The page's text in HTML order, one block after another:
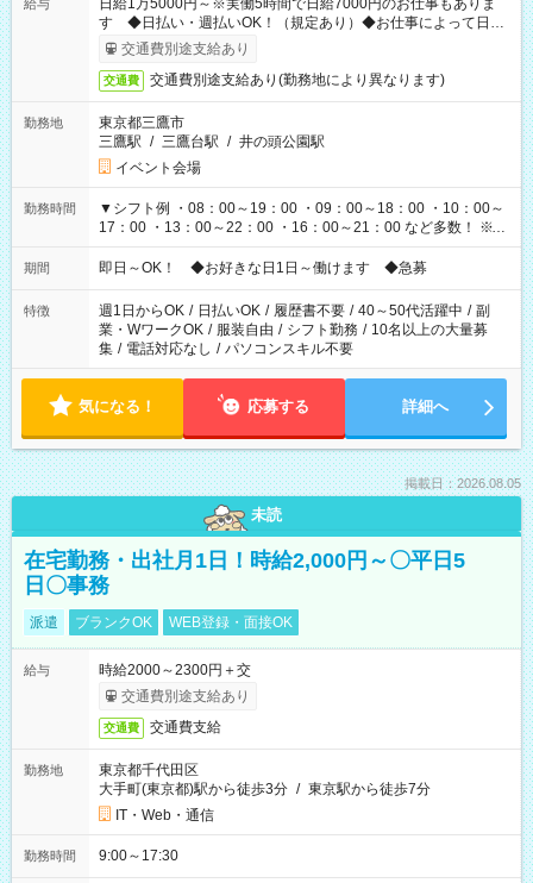
給与
日給1万5000円～※実働5時間で日給7000円のお仕事もありま
す ◆日払い・週払いOK！（規定あり）◆お仕事によって日給
も異なります
交通費別途支給あり
交通費 交通費別途支給あり(勤務地により異なります)
勤務地
東京都三鷹市
三鷹駅 / 三鷹台駅 / 井の頭公園駅
イベント会場
勤務時間
▼シフト例 ・08：00～19：00 ・09：00～18：00 ・10：00～
17：00 ・13：00～22：00 ・16：00～21：00 など多数！ ※お
仕事により勤務時間が異なります
期間 即日～OK！ ◆お好きな日1日～働けます ◆急募
特徴 週1日からOK / 日払いOK / 履歴書不要 / 40～50代活躍中 / 副
業・WワークOK / 服装自由 / シフト勤務 / 10名以上の大量募
集 / 電話対応なし / パソコンスキル不要
気になる！ 応募する 詳細へ
掲載日：2026.08.05
未読
在宅勤務・出社月1日！時給2,000円～〇平日5
日〇事務
派遣 ブランクOK WEB登録・面接OK
給与
時給2000～2300円＋交
交通費別途支給あり
交通費 交通費支給
勤務地
東京都千代田区
大手町(東京都)駅から徒歩3分 / 東京駅から徒歩7分
IT・Web・通信
勤務時間 9:00～17:30